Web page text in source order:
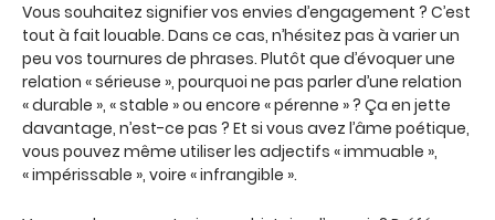
Vous souhaitez signifier vos envies d’engagement ? C’est
tout à fait louable. Dans ce cas, n’hésitez pas à varier un
peu vos tournures de phrases. Plutôt que d’évoquer une
relation « sérieuse », pourquoi ne pas parler d’une relation
« durable », « stable » ou encore « pérenne » ? Ça en jette
davantage, n’est-ce pas ? Et si vous avez l’âme poétique,
vous pouvez même utiliser les adjectifs « immuable »,
« impérissable », voire « infrangible ».